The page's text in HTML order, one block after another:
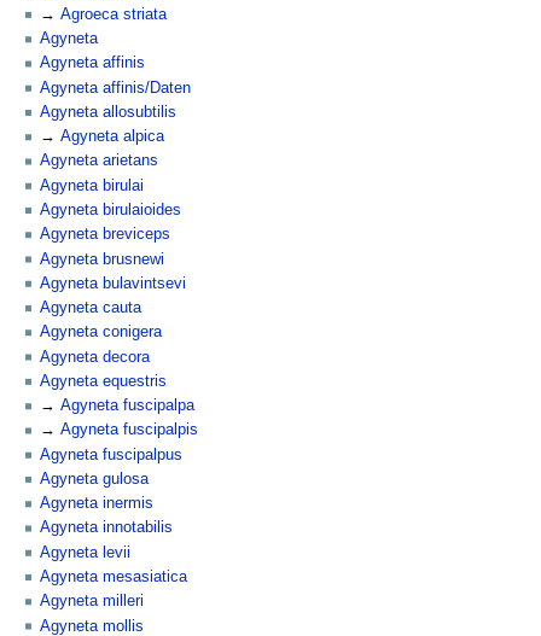
Agroeca striata
Agyneta
Agyneta affinis
Agyneta affinis/Daten
Agyneta allosubtilis
Agyneta alpica
Agyneta arietans
Agyneta birulai
Agyneta birulaioides
Agyneta breviceps
Agyneta brusnewi
Agyneta bulavintsevi
Agyneta cauta
Agyneta conigera
Agyneta decora
Agyneta equestris
Agyneta fuscipalpa
Agyneta fuscipalpis
Agyneta fuscipalpus
Agyneta gulosa
Agyneta inermis
Agyneta innotabilis
Agyneta levii
Agyneta mesasiatica
Agyneta milleri
Agyneta mollis